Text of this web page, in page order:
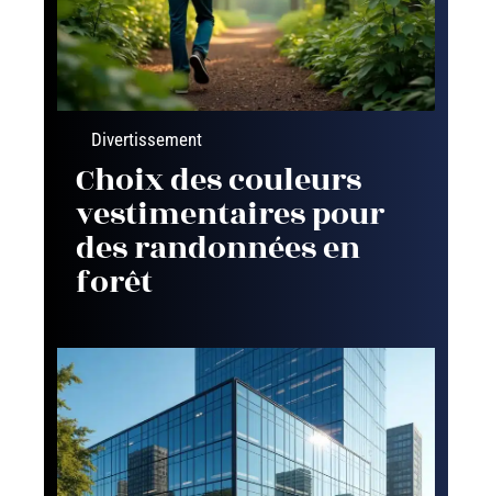
Divertissement
Choix des couleurs
vestimentaires pour
des randonnées en
forêt